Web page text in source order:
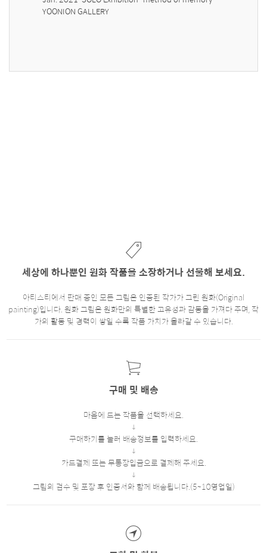
YOONION GALLERY
세상에 하나뿐인 원화 작품을 소장하거나 선물해 보세요.
아티스티에서 판매 중인 모든 그림은 인증된 작가가 그린 원화(Original
painting)입니다. 원화 그림은 원화만의 특별한 고유성과 감동을 가져다 주며, 작
가의 활동 및 경력이 쌓일 수록 작품 가치가 올라갈 수 있습니다.
구매 및 배송
마음에 드는 작품을 선택하세요.
구매하기를 눌러 배송정보를 입력하세요.
카드결제 또는 무통장입금으로 결제해 주세요.
그림의 검수 및 포장 후 인증서와 함께 배송됩니다.(5~10영업일)